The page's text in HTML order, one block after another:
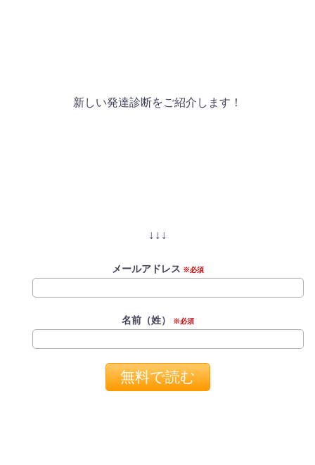
新しい発達診断をご紹介します！
↓↓↓
メールアドレス ※必須
名前（姓） ※必須